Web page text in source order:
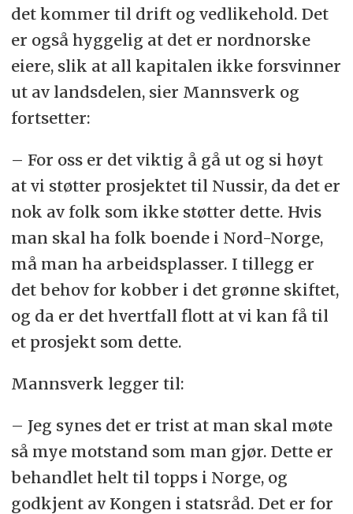
det kommer til drift og vedlikehold. Det
er også hyggelig at det er nordnorske
eiere, slik at all kapitalen ikke forsvinner
ut av landsdelen, sier Mannsverk og
fortsetter:
– For oss er det viktig å gå ut og si høyt
at vi støtter prosjektet til Nussir, da det er
nok av folk som ikke støtter dette. Hvis
man skal ha folk boende i Nord-Norge,
må man ha arbeidsplasser. I tillegg er
det behov for kobber i det grønne skiftet,
og da er det hvertfall flott at vi kan få til
et prosjekt som dette.
Mannsverk legger til:
– Jeg synes det er trist at man skal møte
så mye motstand som man gjør. Dette er
behandlet helt til topps i Norge, og
godkjent av Kongen i statsråd. Det er for